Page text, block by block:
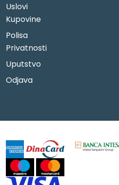
Uslovi
Kupovine
Polisa
Privatnosti
Uputstvo
Odjava